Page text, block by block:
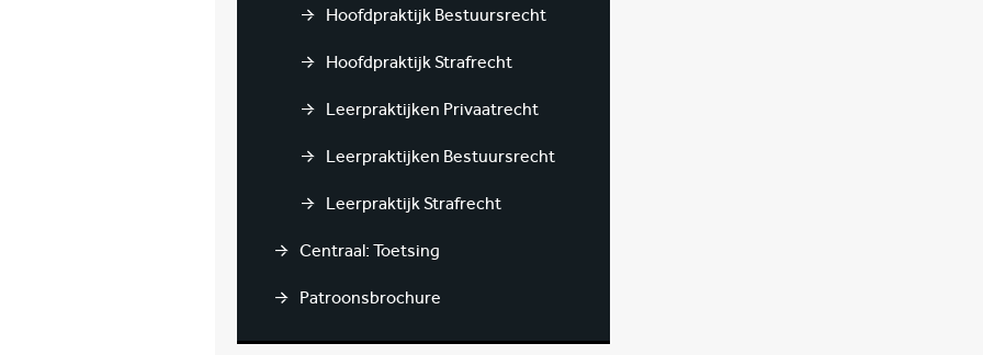
Hoofdpraktijk Bestuursrecht
Hoofdpraktijk Strafrecht
Leerpraktijken Privaatrecht
Leerpraktijken Bestuursrecht
Leerpraktijk Strafrecht
Centraal: Toetsing
Patroonsbrochure